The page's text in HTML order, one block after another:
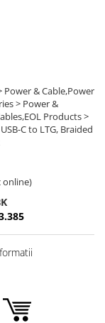
Power & Cable,Power
> Power &
Products >
C to LTG, Braided
online)